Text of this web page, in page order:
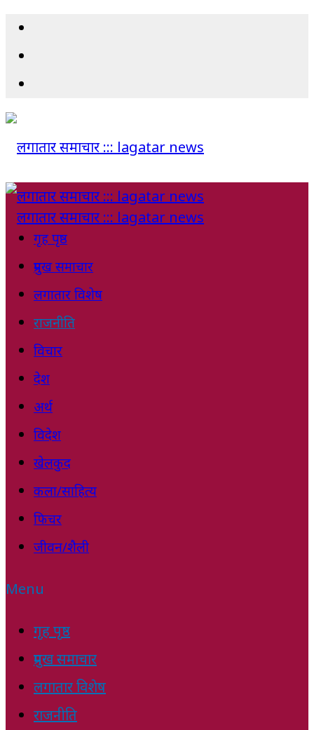
गृह पृष्ठ
प्रमुख समाचार
लगातार विशेष
राजनीति
विचार
देश
अर्थ
विदेश
खेलकुद
कला/साहित्य
फिचर
जीवन/शैली
Menu
गृह पृष्ठ
प्रमुख समाचार
लगातार विशेष
राजनीति